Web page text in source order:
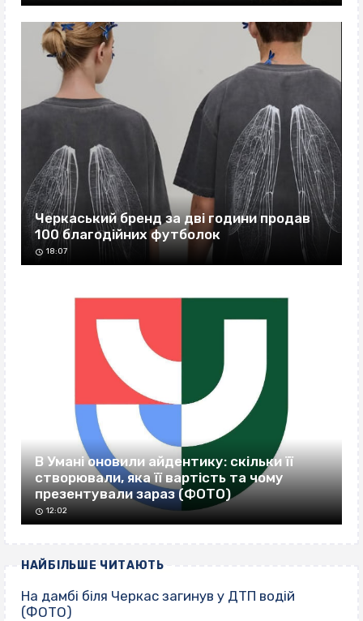
Черкаський бренд за дві години продав
100 благодійних футболок
18:07
В Умані оновили айдентику: скільки її
створювали, яка її вартість та чому
презентували зараз (ФОТО)
12:02
НАЙБІЛЬШЕ ЧИТАЮТЬ
На дамбі біля Черкас загинув у ДТП водій
(ФОТО)